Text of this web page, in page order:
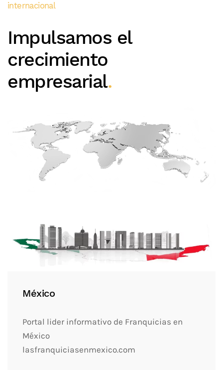
internacional
Impulsamos el
crecimiento
empresarial.
México
Portal lider informativo de Franquicias en
México
lasfranquiciasenmexico.com